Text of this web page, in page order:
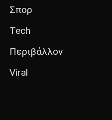
Σπορ
Tech
Περιβάλλον
Viral